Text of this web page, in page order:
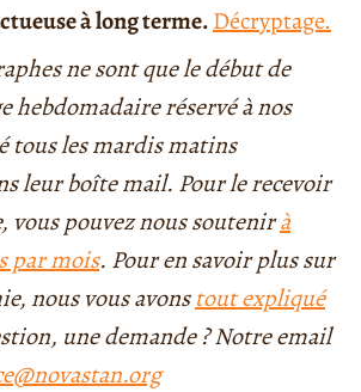
à long terme.Décryptage.
ne sont que le début de
hebdomadaire réservé à nos
tous les mardis matins
leur boîte mail. Pour le recevoir
vous pouvez nous soutenirà
par mois. Pour en savoir plus sur
nous vous avonstout expliqué
une demande ? Notre email